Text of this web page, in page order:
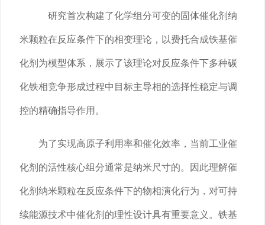
研究首次构建了化学组分可变的固体催化剂纳
米颗粒在反应条件下的相变理论，以费托合成铁基催
化剂为模型体系，展示了该理论对反应条件下多种碳
化铁相竞争形成过程中目标主导相的选择性稳定与调
控的精确指导作用。
为了实现高原子利用率和催化效率，当前工业催
化剂的活性核心组分通常是纳米尺寸的。因此理解催
化剂纳米颗粒在反应条件下的物相演化行为，对可持
续能源技术中催化剂的理性设计具有重要意义。铁基